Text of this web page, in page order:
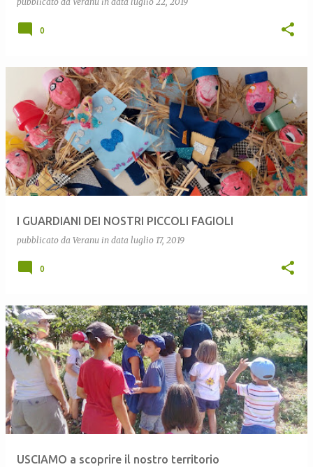
0
I GUARDIANI DEI NOSTRI PICCOLI FAGIOLI
pubblicato da Veranu in data luglio 17, 2019
0
USCIAMO a scoprire il nostro territorio